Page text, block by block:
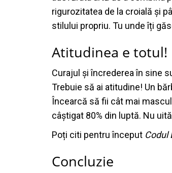
rigurozitatea de la croială și
stilului propriu. Tu unde îți
Atitudinea e totul!
Curajul și încrederea în sine
Trebuie să ai atitudine! Un
Încearcă să fii cât mai
câștigat 80% din luptă. Nu
Poți citi pentru început Codul
Concluzie